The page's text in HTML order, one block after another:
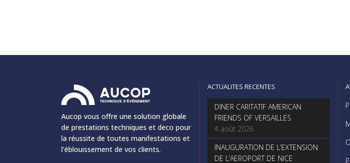
Aucop vous offre une solution globale
de prestations techniques et deco pour
la réussite de toutes manifestations et
l'éblouissement de vos clients.
ACTUALITES RECENTES
DINER CARITATIF AMERICAN
FRIENDS OF VERSAILLES
4 août 2026
INAUGURATION DE L’EXTENSION
DE L’AEROPORT DE NICE